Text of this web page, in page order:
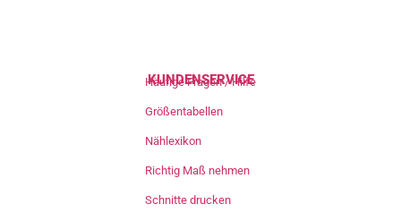
KUNDENSERVICE
Häufige Fragen / Hilfe
Größentabellen
Nählexikon
Richtig Maß nehmen
Schnitte drucken